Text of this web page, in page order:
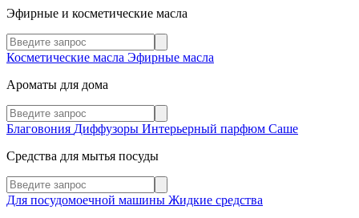
Эфирные и косметические масла
Косметические масла Эфирные масла
Ароматы для дома
Благовония Диффузоры Интерьерный парфюм Саше
Средства для мытья посуды
Для посудомоечной машины Жидкие средства